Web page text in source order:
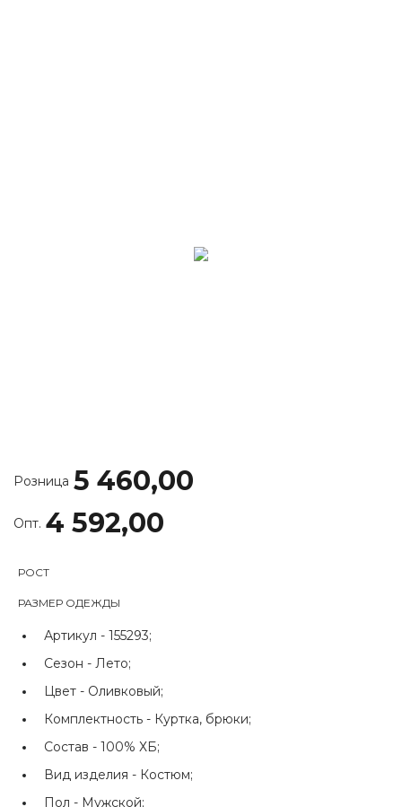
Розница 5 460,00
Опт. 4 592,00
РОСТ
РАЗМЕР ОДЕЖДЫ
Артикул - 155293;
Сезон - Лето;
Цвет - Оливковый;
Комплектность - Куртка, брюки;
Состав - 100% ХБ;
Вид изделия - Костюм;
Пол - Мужской;